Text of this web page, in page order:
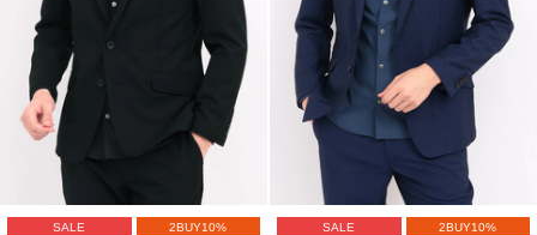
SALE 2BUY10% SALE 2BUY10%